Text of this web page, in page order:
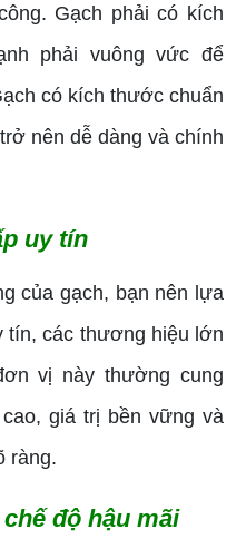
Gạch phải có kích
phải vuông vức để
có kích thước chuẩn
nên dễ dàng và chính
uy tín
gạch, bạn nên lựa
tín, các thương hiệu lớn
vị này thường cung
giá trị bền vững và
ràng.
độ hậu mãi